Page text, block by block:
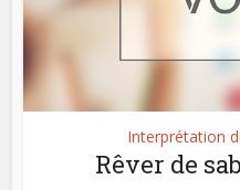
Interprétation
Rêver de